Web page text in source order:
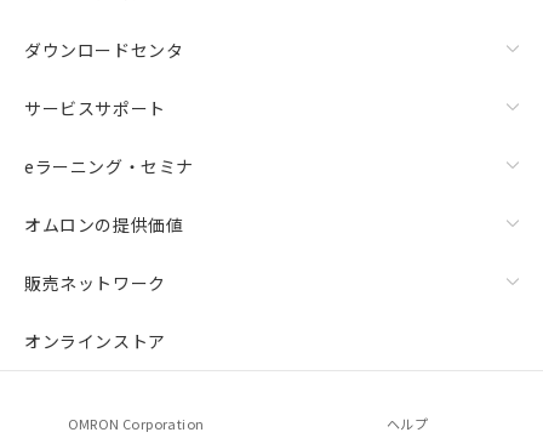
ダウンロードセンタ
サービスサポート
eラーニング・セミナ
オムロンの提供価値
販売ネットワーク
オンラインストア
OMRON Corporation ヘルプ